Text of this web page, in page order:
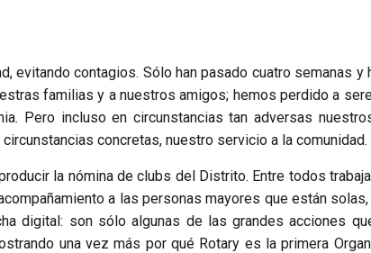
evitando contagios. Sólo han pasado cuatro semanas
familias y a nuestros amigos; hemos perdido a
Pero incluso en circunstancias tan adversas
concretas, nuestro servicio a la comunidad.
la nómina de clubs del Distrito. Entre todos
a las personas mayores que están
digital: son sólo algunas de las grandes acciones
una vez más por qué Rotary es la primera